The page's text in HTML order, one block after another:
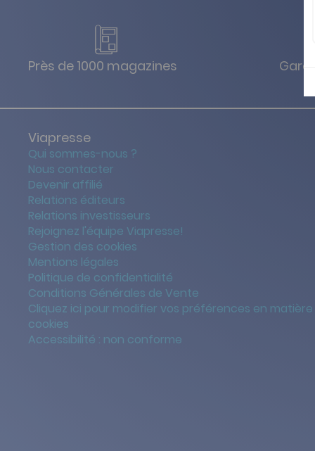
Près de 1000 magazines
Viapresse
Qui sommes-nous ?
Nous contacter
Devenir affilié
Relations éditeurs
Relations investisseurs
Rejoignez l'équipe Viapresse!
Gestion des cookies
Mentions légales
Politique de confidentialité
Conditions Générales de Vente
Cliquez ici pour modifier vos préférences en
cookies
Accessibilité : non conforme